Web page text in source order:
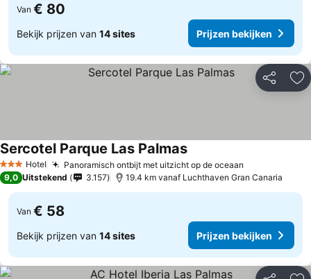
Van € 80
Bekijk prijzen van 14 sites Prijzen bekijken
Delen
3 SterrenHotel Panoramisch ontbijt met uitzicht op de oceaan
Sercotel Parque Las PalmasPrijzen bekijken
9,0 Uitstekend 3.157 19.4 km vanaf Luchthaven Gran Canaria
Van € 58
Bekijk prijzen van 14 sites Prijzen bekijken